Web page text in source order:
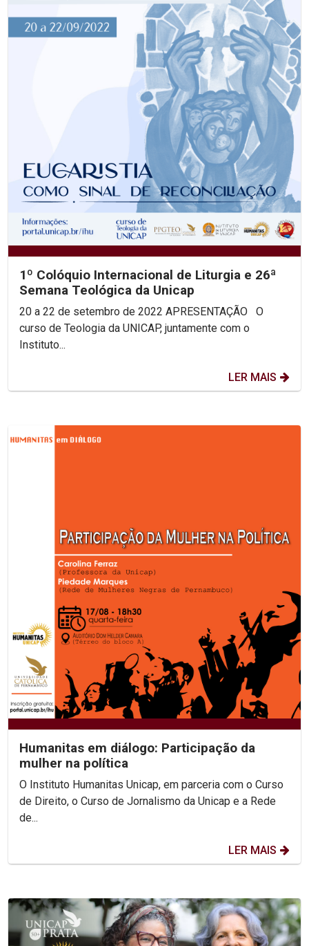
1º Colóquio Internacional de Liturgia e 26ª
Semana Teológica da Unicap
20 a 22 de setembro de 2022 APRESENTAÇÃO O
curso de Teologia da UNICAP, juntamente com o
Instituto...
LER MAIS
Humanitas em diálogo: Participação da
mulher na política
O Instituto Humanitas Unicap, em parceria com o Curso
de Direito, o Curso de Jornalismo da Unicap e a Rede
de...
LER MAIS